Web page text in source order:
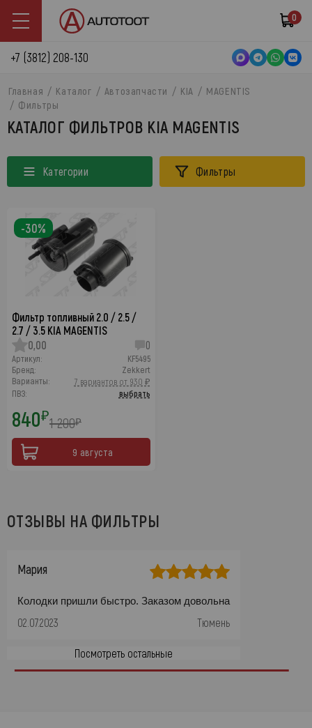
0
+7 (3812) 208-130
Главная Каталог Автозапчасти KIA
MAGENTIS
Фильтры
КАТАЛОГ ФИЛЬТРОВ KIA MAGENTIS
Категории Фильтры
Фильтр топливный 2.0 / 2.5 /
2.7 / 3.5 KIA MAGENTIS
0,00
0
Артикул:
KF5495
Бренд:
Zekkert
Варианты:
7 вариантов от 930 ₽
ПВЗ:
выбрать
840₽1 200₽
9 августа
-30%
ОТЗЫВЫ НА ФИЛЬТРЫ
Мария
Колодки пришли быстро. Заказом довольна
02.07.2023 Тюмень
Посмотреть остальные